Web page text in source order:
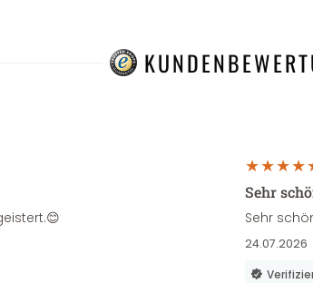
Sehr
Sehr
24.07.2026